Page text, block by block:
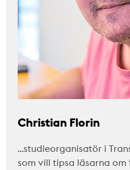
Christian Florin
…studieorganisatör i
som vill tipsa läsarna om